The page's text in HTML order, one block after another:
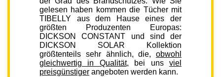
gelesen haben kommen die Tücher mit
TIBELLY aus dem Hause eines der
größten Produzenten Europas:
DICKSON CONSTANT und sind der
DICKSON SOLAR Kollektion
größtenteils sehr ähnlich, die, obwohl
gleichwertig in Qualität, bei unsviel
preisgünstiger angeboten werden kann.